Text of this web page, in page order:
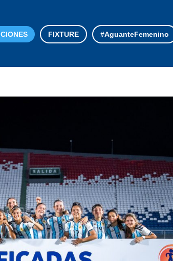
FIXTURE #AguanteFemenino